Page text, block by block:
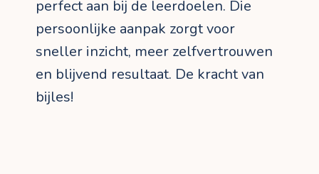
perfect aan bij de leerdoelen. Die
persoonlijke aanpak zorgt voor
sneller inzicht, meer zelfvertrouwen
en blijvend resultaat. De kracht van
bijles!